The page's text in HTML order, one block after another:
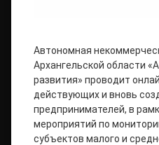
Автономная
Архангельской области
развития» проводит
действующих и вновь
предпринимателей, в
мероприятий по
субъектов малого и